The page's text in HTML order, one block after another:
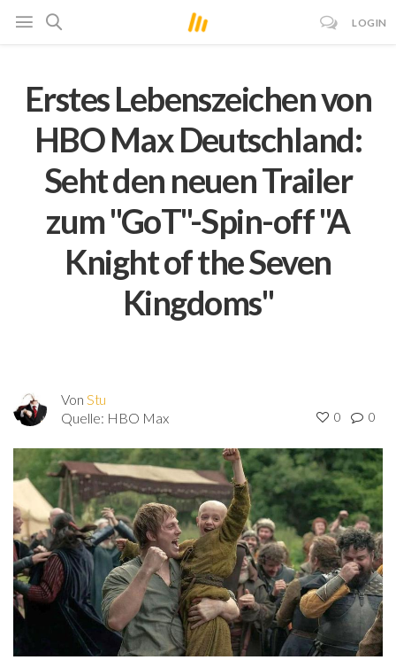
LOGIN
Erstes Lebenszeichen von
HBO Max Deutschland:
Seht den neuen Trailer
zum "GoT"-Spin-off "A
Knight of the Seven
Kingdoms"
Von Stu
Quelle: HBO Max 0 0